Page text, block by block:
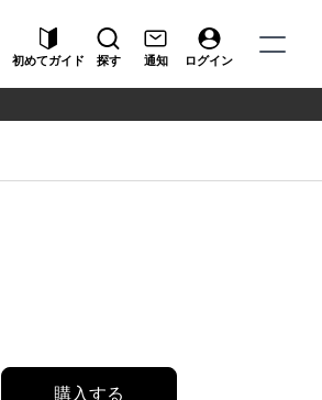
初めてガイド 探す 通知 ログイン
購入する